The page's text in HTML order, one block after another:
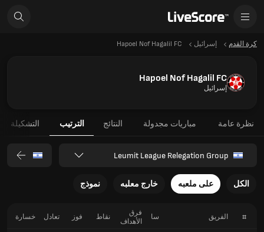
كرة القدم إسرائيل Hapoel Nof Hagalil FC
Hapoel Nof Hagalil FC
إسرائيل
نظرة عامة مباريات مجدولة النتائج الترتيب التشكيلة
Leumit League Relegation Group
الكل على ملعبه خارج معلبه نموذج
# الفريق سا
فرق
الأهداف
نقاط فوز تعادل خسارة